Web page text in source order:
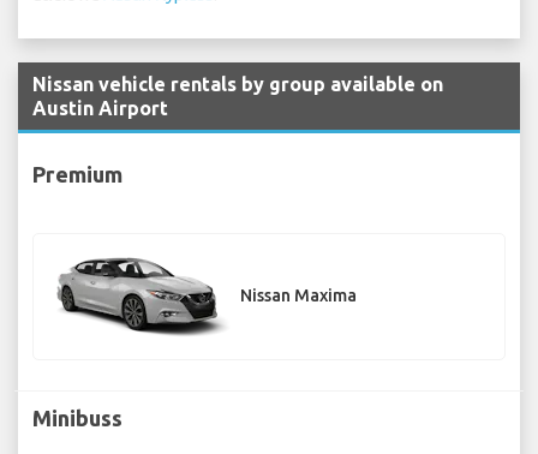
Nissan vehicle rentals by group available on
Austin Airport
Premium
Nissan Maxima
Minibuss